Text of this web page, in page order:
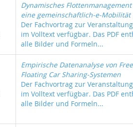
Dynamisches
eine gemeinschaftlich-e-Mobilität
Der Fachvortrag zur
im Volltext verfügbar. Das PDF
alle Bilder und Formeln...
Empirische Datenanalyse von Free
Floating Car Sharing-Systemen
Der Fachvortrag zur
im Volltext verfügbar. Das PDF
alle Bilder und Formeln...